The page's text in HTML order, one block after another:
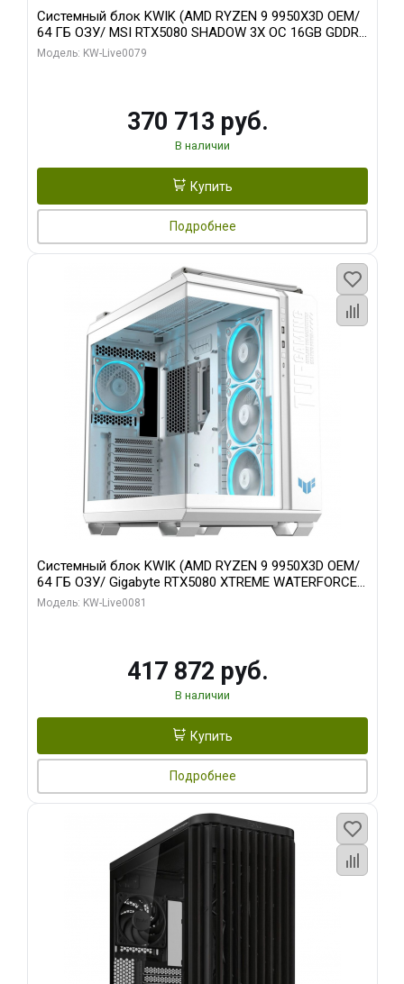
Системный блок KWIK (AMD RYZEN 9 9950X3D OEM/
64 ГБ ОЗУ/ MSI RTX5080 SHADOW 3X OC 16GB GDDR7
256bit 3xDP HDMI/ 960 ГБ SSD)
Модель: KW-Live0079
370 713 руб.
В наличии
Купить
Подробнее
Системный блок KWIK (AMD RYZEN 9 9950X3D OEM/
64 ГБ ОЗУ/ Gigabyte RTX5080 XTREME WATERFORCE
16GB GDDR7 256bit/ 1 ТБ SSD)
Модель: KW-Live0081
417 872 руб.
В наличии
Купить
Подробнее